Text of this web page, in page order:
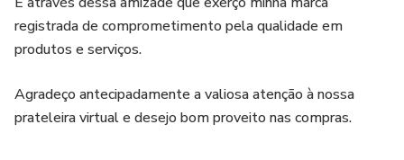
registrada de comprometimento pela qualidade em
produtos e serviços.
Agradeço antecipadamente a valiosa atenção à nossa
prateleira virtual e desejo bom proveito nas compras.